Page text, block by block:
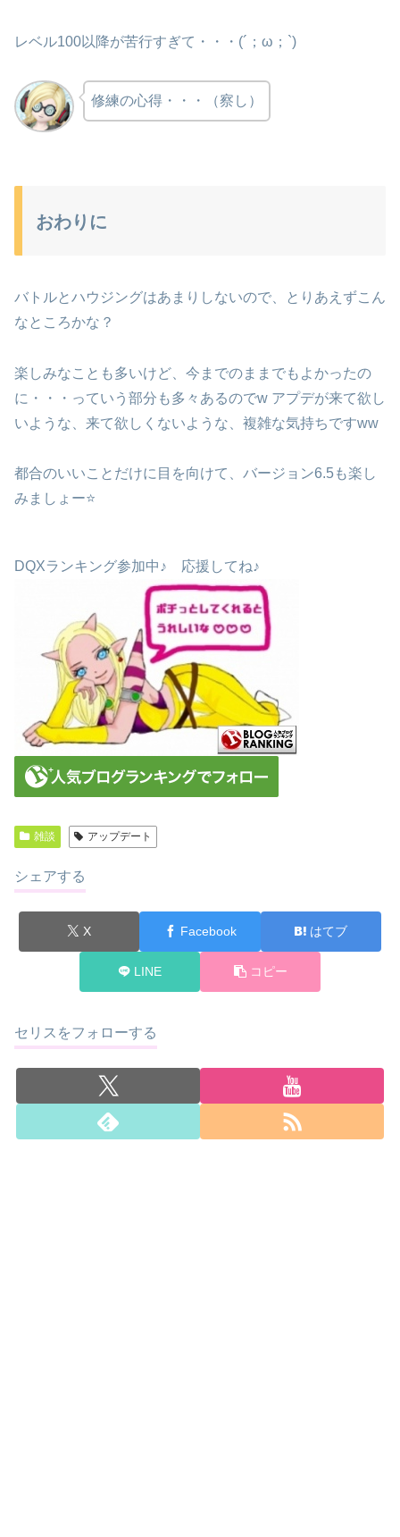
レベル100以降が苦行すぎて・・・(´；ω；`)
修練の心得・・・（察し）
おわりに
バトルとハウジングはあまりしないので、とりあえずこん
なところかな？
楽しみなことも多いけど、今までのままでもよかったの
に・・・っていう部分も多々あるのでw アプデが来て欲し
いような、来て欲しくないような、複雑な気持ちですww
都合のいいことだけに目を向けて、バージョン6.5も楽し
みましょー⭐️
DQXランキング参加中♪ 応援してね♪
雑談 アップデート
シェアする
X Facebook はてブ
LINE コピー
セリスをフォローする